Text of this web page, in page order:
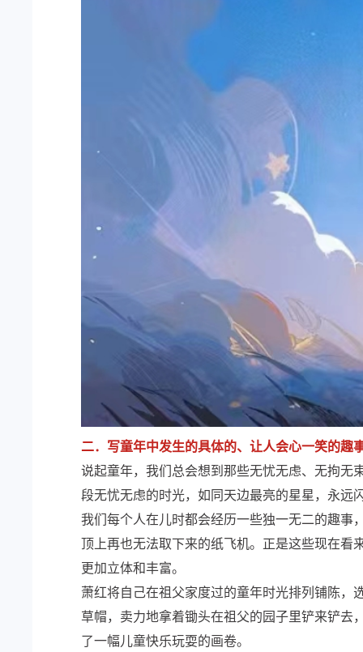
二．写童年中发生的具体的、让人会心一笑的趣
说起童年，我们总会想到那些无忧无虑、无拘无
段无忧无虑的时光，如同天边最亮的星星，永远
我们每个人在儿时都会经历一些独一无二的趣事
顶上再也无法取下来的纸飞机。正是这些现在看
更加立体和丰富。
萧红将自己在祖父家度过的童年时光排列铺陈，
草帽，卖力地拿着锄头在祖父的园子里铲来铲去
了一幅儿童快乐玩耍的画卷。